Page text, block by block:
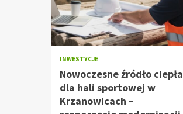
INWESTYCJE
Nowoczesne źródło ciepła
dla hali sportowej w
Krzanowicach –